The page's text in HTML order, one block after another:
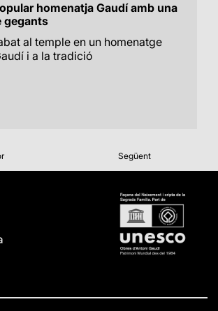
homenatja Gaudí amb una
gegants
al temple en un homenatge
i a la tradició
Següent